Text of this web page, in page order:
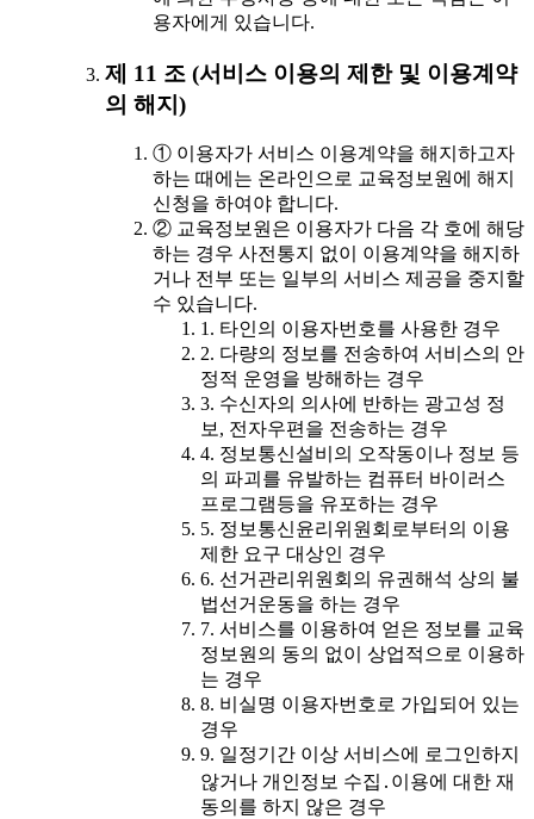
용자에게 있습니다.
제 11 조 (서비스 이용의 제한 및 이용계약
의 해지)
① 이용자가 서비스 이용계약을 해지하고자
하는 때에는 온라인으로 교육정보원에 해지
신청을 하여야 합니다.
② 교육정보원은 이용자가 다음 각 호에 해당
하는 경우 사전통지 없이 이용계약을 해지하
거나 전부 또는 일부의 서비스 제공을 중지할
수 있습니다.
1. 타인의 이용자번호를 사용한 경우
2. 다량의 정보를 전송하여 서비스의 안
정적 운영을 방해하는 경우
3. 수신자의 의사에 반하는 광고성 정
보, 전자우편을 전송하는 경우
4. 정보통신설비의 오작동이나 정보 등
의 파괴를 유발하는 컴퓨터 바이러스
프로그램등을 유포하는 경우
5. 정보통신윤리위원회로부터의 이용
제한 요구 대상인 경우
6. 선거관리위원회의 유권해석 상의 불
법선거운동을 하는 경우
7. 서비스를 이용하여 얻은 정보를 교육
정보원의 동의 없이 상업적으로 이용하
는 경우
8. 비실명 이용자번호로 가입되어 있는
경우
9. 일정기간 이상 서비스에 로그인하지
않거나 개인정보 수집․이용에 대한 재
동의를 하지 않은 경우